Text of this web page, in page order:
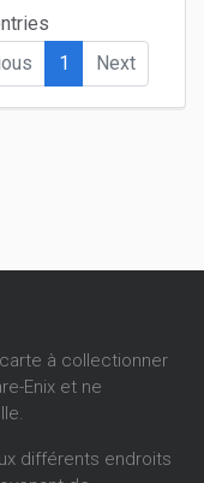
1 Next
à collectionner
Enix et ne
différents endroits